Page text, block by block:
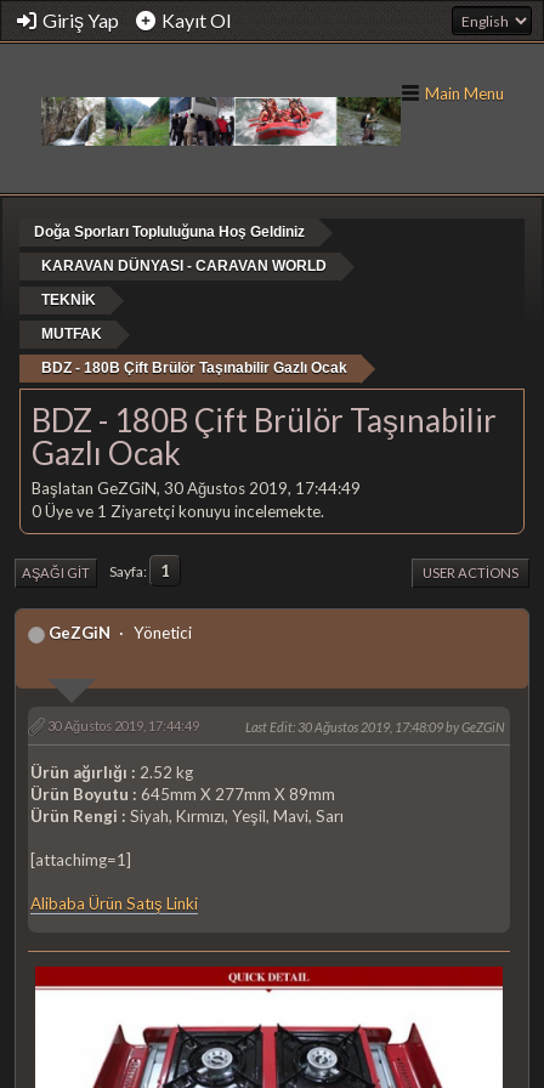
Giriş Yap Kayıt Ol
Main Menu
Doğa Sporları Topluluğuna Hoş Geldiniz
KARAVAN DÜNYASI - CARAVAN WORLD
TEKNİK
MUTFAK
BDZ - 180B Çift Brülör Taşınabilir Gazlı Ocak
BDZ - 180B Çift Brülör Taşınabilir
Gazlı Ocak
Başlatan GeZGiN, 30 Ağustos 2019, 17:44:49
0 Üye ve 1 Ziyaretçi konuyu incelemekte.
AŞAĞI GIT Sayfa 1 USER ACTIONS
GeZGiN Yönetici
30 Ağustos 2019, 17:44:49 Last Edit: 30 Ağustos 2019, 17:48:09 by GeZGiN
Ürün ağırlığı : 2.52 kg
Ürün Boyutu : 645mm X 277mm X 89mm
Ürün Rengi : Siyah, Kırmızı, Yeşil, Mavi, Sarı
[attachimg=1]
Alibaba Ürün Satış Linki